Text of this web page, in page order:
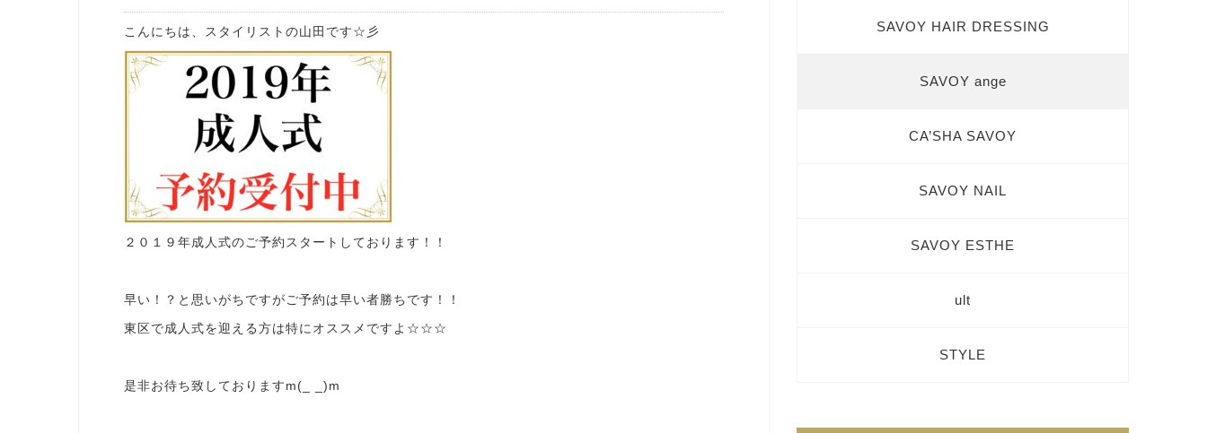
こんにちは、スタイリストの山田です☆彡
２０１９年成人式のご予約スタートしております！！
早い！？と思いがちですがご予約は早い者勝ちです！！
東区で成人式を迎える方は特にオススメですよ☆☆☆
是非お待ち致しておりますm(_ _)m
SAVOY HAIR DRESSING
SAVOY ange
CA’SHA SAVOY
SAVOY NAIL
SAVOY ESTHE
ult
STYLE